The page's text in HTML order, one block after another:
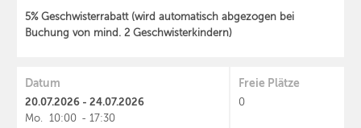
5% Geschwisterrabatt (wird automatisch abgezogen bei
Buchung von mind. 2 Geschwisterkindern)
Datum
20.07.2026 - 24.07.2026
Mo. 10:00 - 17:30
Freie Plätze
0